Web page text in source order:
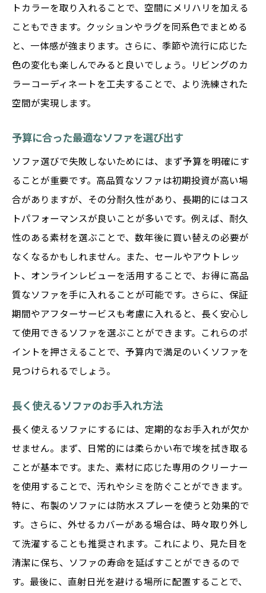
ソファ一つでリビングをワンランクアップ
ソファが主役になるリビングの作り方
家具全体のバランスを考えた配置の工夫
照明とソファで演出する空間の質感
インテリアテーマに合ったソファで魅力を
引き出す
快適とおしゃれを両立するソファ選びのコツ
座り心地を追求したソファの選び方
おしゃれと快適さを両立する素材の選択
デザインと実用性を兼ね備えたソファ
日常の手入れが簡単なソファのポイント
季節ごとに楽しむソファの装い方
家族全員が満足するソファ選びの秘訣
トカラーを取り入れることで、空間にメリハリを加える
こともできます。クッションやラグを同系色でまとめる
と、一体感が強まります。さらに、季節や流行に応じた
色の変化も楽しんでみると良いでしょう。リビングのカ
ラーコーディネートを工夫することで、より洗練された
空間が実現します。
予算に合った最適なソファを選び出す
ソファ選びで失敗しないためには、まず予算を明確にす
ることが重要です。高品質なソファは初期投資が高い場
合がありますが、その分耐久性があり、長期的にはコス
トパフォーマンスが良いことが多いです。例えば、耐久
性のある素材を選ぶことで、数年後に買い替えの必要が
なくなるかもしれません。また、セールやアウトレッ
ト、オンラインレビューを活用することで、お得に高品
質なソファを手に入れることが可能です。さらに、保証
期間やアフターサービスも考慮に入れると、長く安心し
て使用できるソファを選ぶことができます。これらのポ
イントを押さえることで、予算内で満足のいくソファを
見つけられるでしょう。
長く使えるソファのお手入れ方法
長く使えるソファにするには、定期的なお手入れが欠か
せません。まず、日常的には柔らかい布で埃を拭き取る
ことが基本です。また、素材に応じた専用のクリーナー
を使用することで、汚れやシミを防ぐことができます。
特に、布製のソファには防水スプレーを使うと効果的で
す。さらに、外せるカバーがある場合は、時々取り外し
て洗濯することも推奨されます。これにより、見た目を
清潔に保ち、ソファの寿命を延ばすことができるので
す。最後に、直射日光を避ける場所に配置することで、